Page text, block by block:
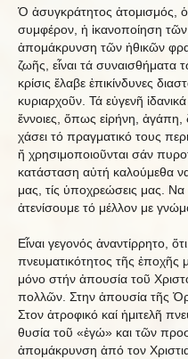
Ὁ ἀσυγκράτητος ἀτομισμός,
συμφέρον, ἡ ἱκανοποίηση
ἀπομάκρυνση τῶν ἠθικῶν
ζωῆς, εἶναι τά συναισθήματα
κρίσις ἔλαβε ἐπικίνδυνες
κυριαρχοῦν. Τά εὐγενῆ
ἔννοιες, ὅπως εἰρήνη, ἀγάπη,
χάσει τό πραγματικό τους
ἤ χρησιμοποιοῦνται σάν
κατάσταση αὐτή καλούμεθα
μας, τίς ὑποχρεώσεις μας.
ἀτενίσουμε τό μέλλον με
Εἶναι γεγονός ἀναντίρρητο,
πνευματικότητος τῆς ἐποχῆς
μόνο στήν ἀπουσία τοῦ
πολλῶν. Στην ἀπουσία τῆς
Στον ἀτροφικό καί ἡμιτελῆ
θυσία τοῦ «ἐγώ» και τῶν
ἀπομάκρυνση ἀπό τον